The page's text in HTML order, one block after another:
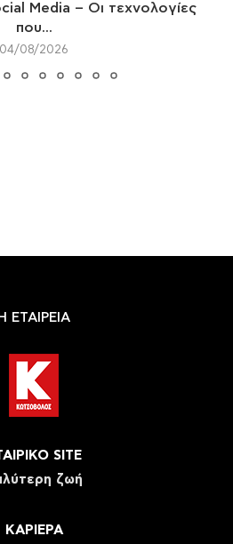
Media – Οι τεχνολογίες
που...
04/08/2026
Η ΕΤΑΙΡΕΙΑ
SITE
ζωή
ΚΑΡΙΕΡΑ